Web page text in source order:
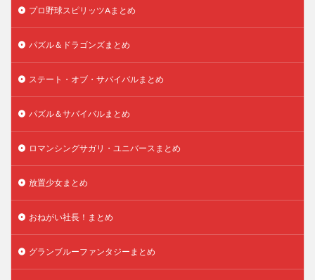
プロ野球スピリッツAまとめ
パズル＆ドラゴンズまとめ
ステート・オブ・サバイバルまとめ
パズル＆サバイバルまとめ
ロマンシングサガリ・ユニバースまとめ
放置少女まとめ
おねがい社長！まとめ
グランブルーファンタジーまとめ